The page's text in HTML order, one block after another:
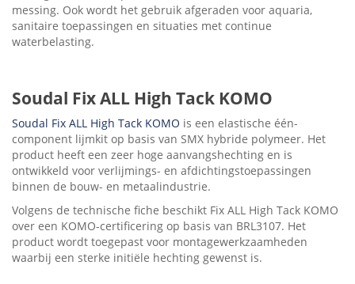
messing. Ook wordt het gebruik afgeraden voor aquaria,
sanitaire toepassingen en situaties met continue
waterbelasting.
Soudal Fix ALL High Tack KOMO
Soudal Fix ALL High Tack KOMO is een elastische één-
component lijmkit op basis van SMX hybride polymeer. Het
product heeft een zeer hoge aanvangshechting en is
ontwikkeld voor verlijmings- en afdichtingstoepassingen
binnen de bouw- en metaalindustrie.
Volgens de technische fiche beschikt Fix ALL High Tack KOMO
over een KOMO-certificering op basis van BRL3107. Het
product wordt toegepast voor montagewerkzaamheden
waarbij een sterke initiële hechting gewenst is.